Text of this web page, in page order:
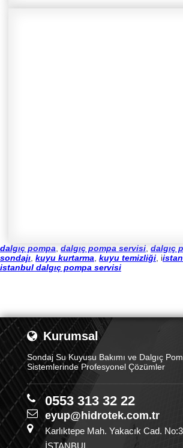
dalgıç pompa dalgıç pompa servisi dalgıç
sondajı kuyu kurtarma kuyu temizliği , i
istanbul dalgıç pompa servisi
Kurumsal
Sondaj Su Kuyusu Bakımı ve Dalgıç
Sistemlerinde Profesyonel Çözümler
0553 313 32 22
eyup@hidrotek.com.tr
Karlıktepe Mah. Yakacık Cad.
İSTANBUL